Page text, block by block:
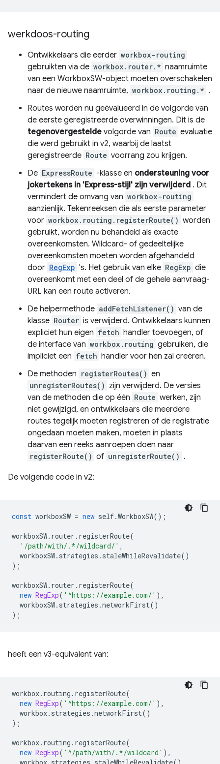
werkdoos-routing
Ontwikkelaars die eerder workbox-routing
gebruikten via de workbox.router.* naamruimte
van een WorkboxSW-object moeten overschakelen
naar de nieuwe naamruimte, workbox.routing.* .
Routes worden nu geëvalueerd in de volgorde van
de eerste geregistreerde overwinningen. Dit is de
tegenovergestelde volgorde van Route evaluatie
die werd gebruikt in v2, waarbij de laatst
geregistreerde Route voorrang zou krijgen.
De ExpressRoute -klasse en ondersteuning voor
jokertekens in 'Express-stijl' zijn verwijderd . Dit
vermindert de omvang van workbox-routing
aanzienlijk. Tekenreeksen die als eerste parameter
voor workbox.routing.registerRoute() worden
gebruikt, worden nu behandeld als exacte
overeenkomsten. Wildcard- of gedeeltelijke
overeenkomsten moeten worden afgehandeld
door RegExp 's. Het gebruik van elke RegExp die
overeenkomt met een deel of de gehele aanvraag-
URL kan een route activeren.
De helpermethode addFetchListener() van de
klasse Router is verwijderd. Ontwikkelaars kunnen
expliciet hun eigen fetch handler toevoegen, of
de interface van workbox.routing gebruiken, die
impliciet een fetch handler voor hen zal creëren.
De methoden registerRoutes() en
unregisterRoutes() zijn verwijderd. De versies
van de methoden die op één Route werken, zijn
niet gewijzigd, en ontwikkelaars die meerdere
routes tegelijk moeten registreren of de registratie
ongedaan moeten maken, moeten in plaats
daarvan een reeks aanroepen doen naar
registerRoute() of unregisterRoute() .
De volgende code in v2:
const workboxSW = new self.WorkboxSW();
workboxSW. router . registerRoute(
'/path/with/.*/wildcard/' ,
workboxSW. strategies . staleWhileRevalidate()
);
workboxSW. router . registerRoute(
new RegExp( '^https://example.com/' ),
workboxSW. strategies .networkFirst()
);
heeft een v3-equivalent van:
workbox. routing . registerRoute(
new RegExp( '^https://example.com/' ),
workbox. strategies .networkFirst()
);
workbox. routing . registerRoute(
new RegExp( '^/path/with/.*/wildcard' ),